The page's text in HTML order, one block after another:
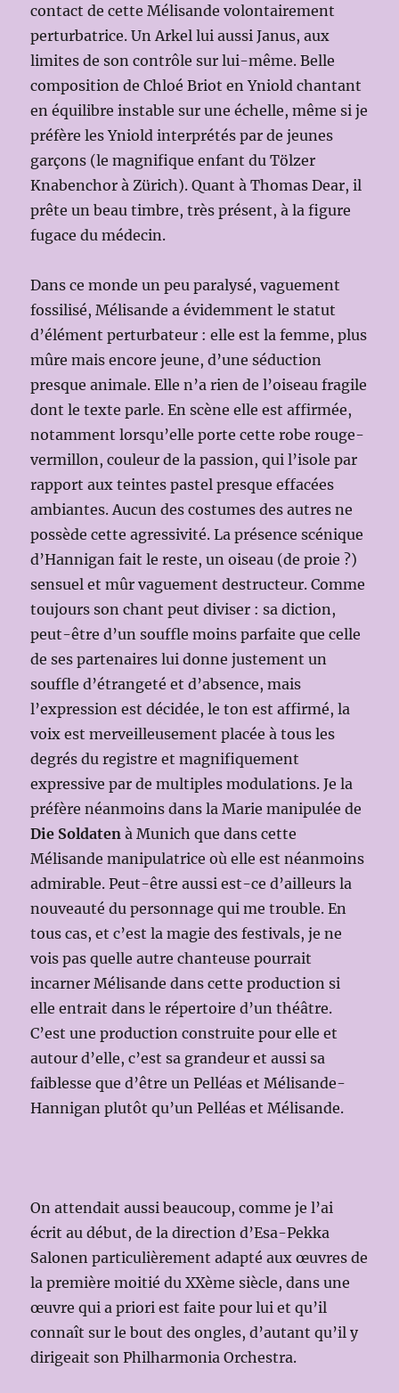
contact de cette Mélisande volontairement
perturbatrice. Un Arkel lui aussi Janus, aux
limites de son contrôle sur lui-même. Belle
composition de Chloé Briot en Yniold chantant
en équilibre instable sur une échelle, même si je
préfère les Yniold interprétés par de jeunes
garçons (le magnifique enfant du Tölzer
Knabenchor à Zürich). Quant à Thomas Dear, il
prête un beau timbre, très présent, à la figure
fugace du médecin.
Dans ce monde un peu paralysé, vaguement
fossilisé, Mélisande a évidemment le statut
d’élément perturbateur : elle est la femme, plus
mûre mais encore jeune, d’une séduction
presque animale. Elle n’a rien de l’oiseau fragile
dont le texte parle. En scène elle est affirmée,
notamment lorsqu’elle porte cette robe rouge-
vermillon, couleur de la passion, qui l’isole par
rapport aux teintes pastel presque effacées
ambiantes. Aucun des costumes des autres ne
possède cette agressivité. La présence scénique
d’Hannigan fait le reste, un oiseau (de proie ?)
sensuel et mûr vaguement destructeur. Comme
toujours son chant peut diviser : sa diction,
peut-être d’un souffle moins parfaite que celle
de ses partenaires lui donne justement un
souffle d’étrangeté et d’absence, mais
l’expression est décidée, le ton est affirmé, la
voix est merveilleusement placée à tous les
degrés du registre et magnifiquement
expressive par de multiples modulations. Je la
préfère néanmoins dans la Marie manipulée de
Die Soldaten à Munich que dans cette
Mélisande manipulatrice où elle est néanmoins
admirable. Peut-être aussi est-ce d’ailleurs la
nouveauté du personnage qui me trouble. En
tous cas, et c’est la magie des festivals, je ne
vois pas quelle autre chanteuse pourrait
incarner Mélisande dans cette production si
elle entrait dans le répertoire d’un théâtre.
C’est une production construite pour elle et
autour d’elle, c’est sa grandeur et aussi sa
faiblesse que d’être un Pelléas et Mélisande-
Hannigan plutôt qu’un Pelléas et Mélisande.
On attendait aussi beaucoup, comme je l’ai
écrit au début, de la direction d’Esa-Pekka
Salonen particulièrement adapté aux œuvres de
la première moitié du XXème siècle, dans une
œuvre qui a priori est faite pour lui et qu’il
connaît sur le bout des ongles, d’autant qu’il y
dirigeait son Philharmonia Orchestra.